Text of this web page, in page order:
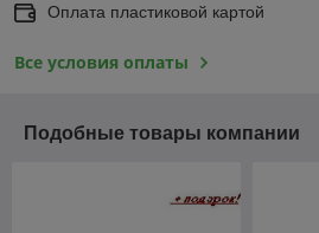
Оплата пластиковой картой
Все условия оплаты
Подобные товары компании